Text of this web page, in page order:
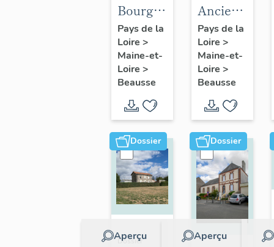
Bourg
de
Beausse
Pays de la
Loire >
Maine-et-
Loire >
Beausse
Ancienne
mairie-
école de
Beausse,
actuellement
maison
Pays de la
Loire >
Maine-et-
Loire >
Beausse
Dossier
Aperçu
Dossier
Dossier
Aperçu